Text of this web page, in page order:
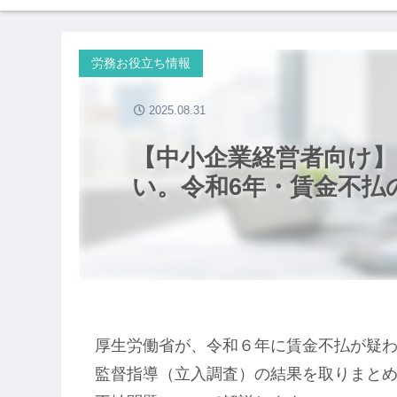
【中小企業経営者向け
い。令和6年・賃金不払
労務お役立ち情報
2025.08.31
厚生労働省が、令和６年に賃金不払が疑
監督指導（立入調査）の結果を取りまと